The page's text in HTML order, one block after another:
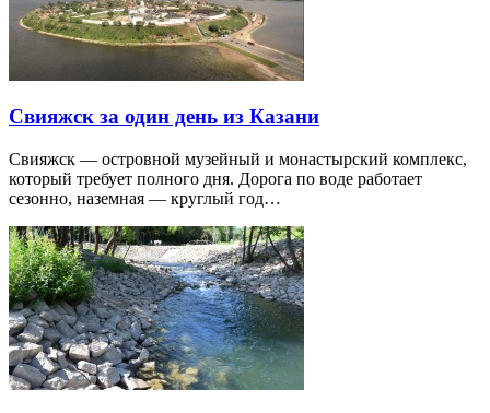
Свияжск за один день из Казани
Свияжск — островной музейный и монастырский комплекс,
который требует полного дня. Дорога по воде работает
сезонно, наземная — круглый год…